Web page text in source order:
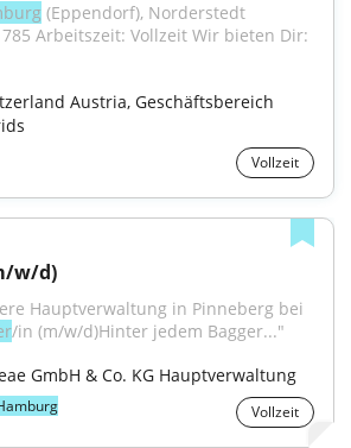
(Eppendorf), Norderstedt
Arbeitszeit: Vollzeit Wir bieten Dir:
Austria, Geschäftsbereich
Vollzeit
w/d)
/in (m/w/d)Hinter jedem Bagger..."
GmbH & Co. KG Hauptverwaltung
Vollzeit